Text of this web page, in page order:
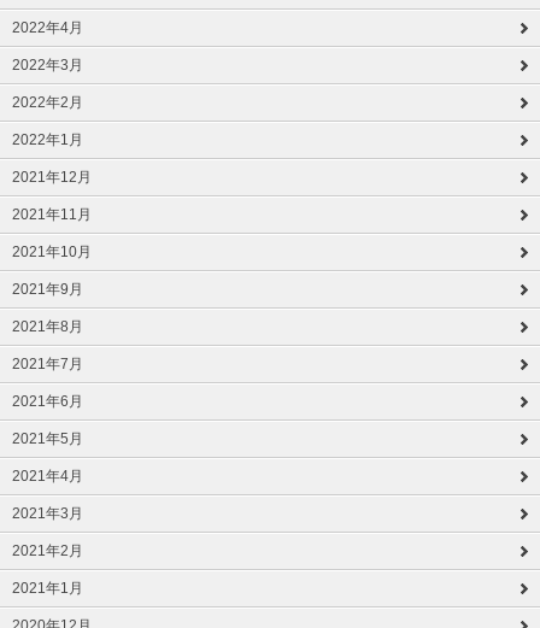
2022年4月
2022年3月
2022年2月
2022年1月
2021年12月
2021年11月
2021年10月
2021年9月
2021年8月
2021年7月
2021年6月
2021年5月
2021年4月
2021年3月
2021年2月
2021年1月